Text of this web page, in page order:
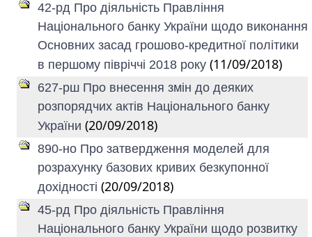
42-рд Про діяльність Правління
Національного банку України щодо виконання
Основних засад грошово-кредитної політики
в першому півріччі 2018 року (11/09/2018)
627-рш Про внесення змін до деяких
розпорядчих актів Національного банку
України (20/09/2018)
890-но Про затвердження моделей для
розрахунку базових кривих безкупонної
дохідності (20/09/2018)
45-рд Про діяльність Правління
Національного банку України щодо розвитку